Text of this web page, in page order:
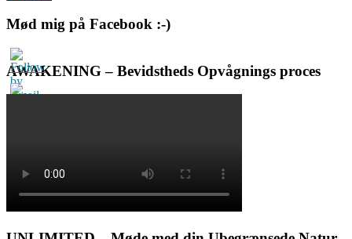
Mød mig på Facebook :-)
AWAKENING – Bevidstheds Opvågnings proces